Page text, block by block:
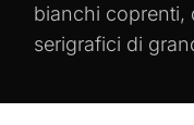
bianchi coprenti,
serigrafici di